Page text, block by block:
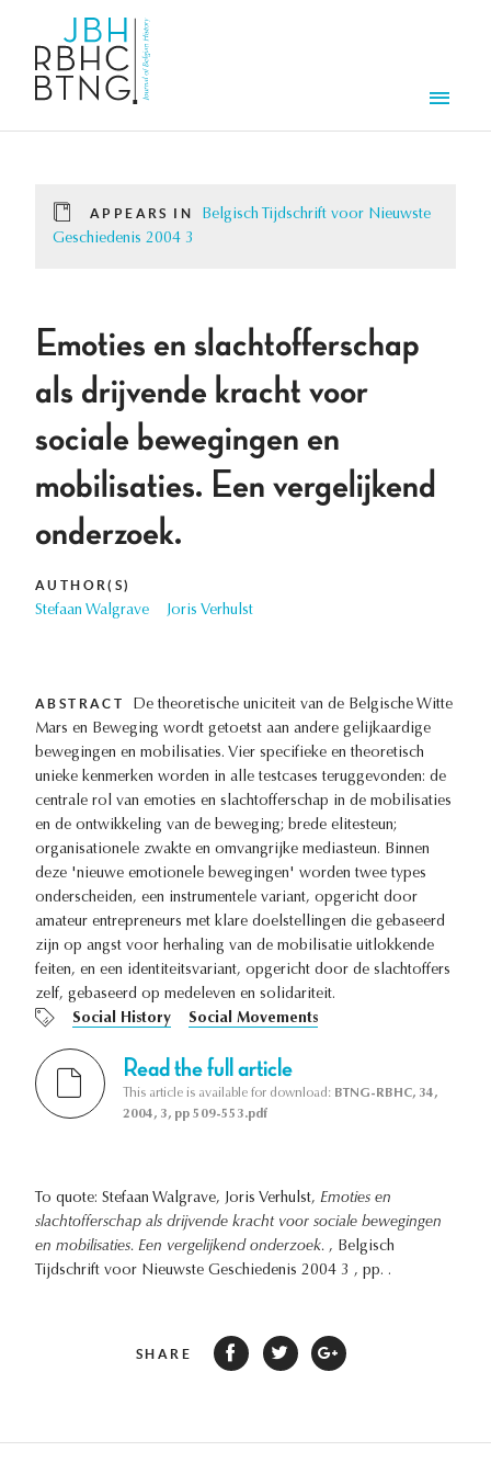
APPEARS IN
Belgisch Tijdschrift voor Nieuwste
Geschiedenis 2004 3
Emoties en slachtofferschap
als drijvende kracht voor
sociale bewegingen en
mobilisaties. Een vergelijkend
onderzoek.
AUTHOR(S)
Stefaan Walgrave Joris Verhulst
ABSTRACT
De theoretische uniciteit van de Belgische Witte
Mars en Beweging wordt getoetst aan andere gelijkaardige
bewegingen en mobilisaties. Vier specifieke en theoretisch
unieke kenmerken worden in alle testcases teruggevonden: de
centrale rol van emoties en slachtofferschap in de mobilisaties
en de ontwikkeling van de beweging; brede elitesteun;
organisationele zwakte en omvangrijke mediasteun. Binnen
deze 'nieuwe emotionele bewegingen' worden twee types
onderscheiden, een instrumentele variant, opgericht door
amateur entrepreneurs met klare doelstellingen die gebaseerd
zijn op angst voor herhaling van de mobilisatie uitlokkende
feiten, en een identiteitsvariant, opgericht door de slachtoffers
zelf, gebaseerd op medeleven en solidariteit.
Social History
Social Movements
Read the full article
This article is available for download: BTNG-RBHC, 34,
2004, 3, pp 509-553.pdf
To quote: Stefaan Walgrave, Joris Verhulst, Emoties en
slachtofferschap als drijvende kracht voor sociale bewegingen
en mobilisaties. Een vergelijkend onderzoek. , Belgisch
Tijdschrift voor Nieuwste Geschiedenis 2004 3 , pp. .
SHARE